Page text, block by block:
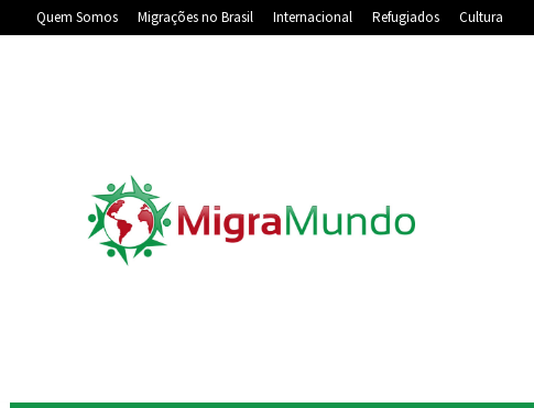
Quem Somos Migrações no Brasil Internacional Refugiados Cultura